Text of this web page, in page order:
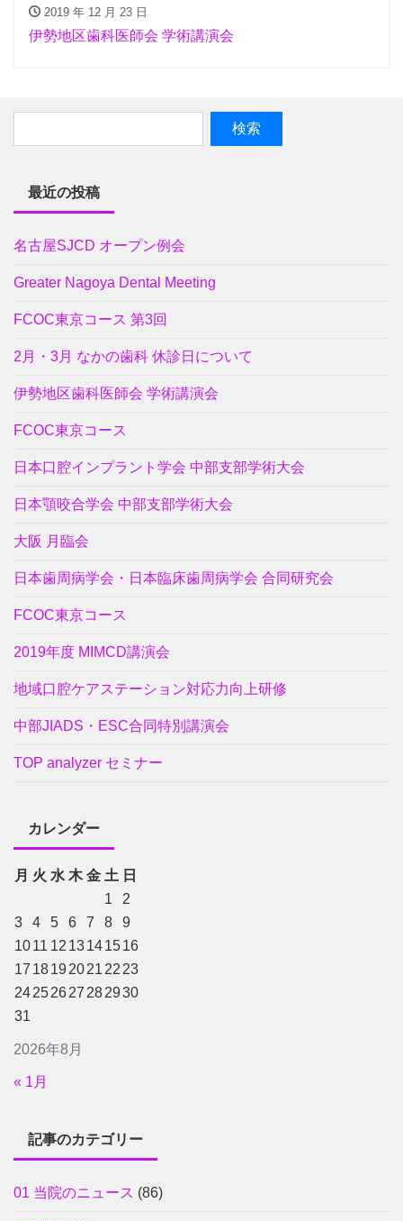
2019 年 12 月 23 日
伊勢地区歯科医師会 学術講演会
最近の投稿
名古屋SJCD オープン例会
Greater Nagoya Dental Meeting
FCOC東京コース 第3回
2月・3月 なかの歯科 休診日について
伊勢地区歯科医師会 学術講演会
FCOC東京コース
日本口腔インプラント学会 中部支部学術大会
日本顎咬合学会 中部支部学術大会
大阪 月臨会
日本歯周病学会・日本臨床歯周病学会 合同研究会
FCOC東京コース
2019年度 MIMCD講演会
地域口腔ケアステーション対応力向上研修
中部JIADS・ESC合同特別講演会
TOP analyzer セミナー
カレンダー
2026年8月
月 火 水 木 金 土 日
1
2
3
4 5 6 7 8
9
1011 12 13141516
17 18192021 22 23
24252627 282930
31
« 1月
記事のカテゴリー
01 当院のニュース (86)